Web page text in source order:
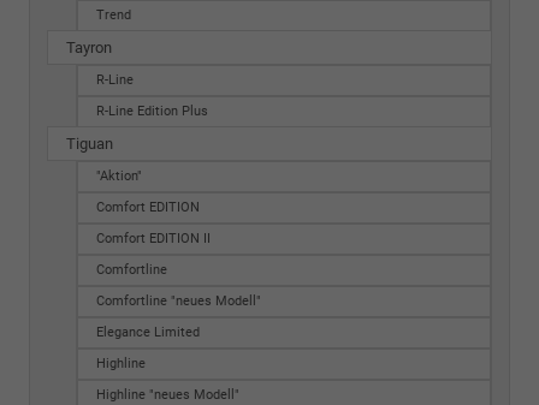
Trend
Tayron
R-Line
R-Line Edition Plus
Tiguan
"Aktion"
Comfort EDITION
Comfort EDITION II
Comfortline
Comfortline "neues Modell"
Elegance Limited
Highline
Highline "neues Modell"